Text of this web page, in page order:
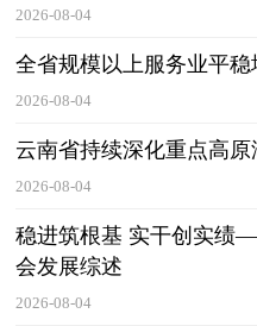
2026-08-04
全省规模以上服务业平稳
2026-08-04
云南省持续深化重点高
2026-08-04
稳进筑根基 实干创实绩
会发展综述
2026-08-04